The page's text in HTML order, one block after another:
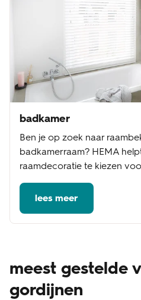
badkamer
Ben je op zoek naar
badkamerraam? HEMA
raamdecoratie te kiezen
lees meer
meest gestelde
gordijnen